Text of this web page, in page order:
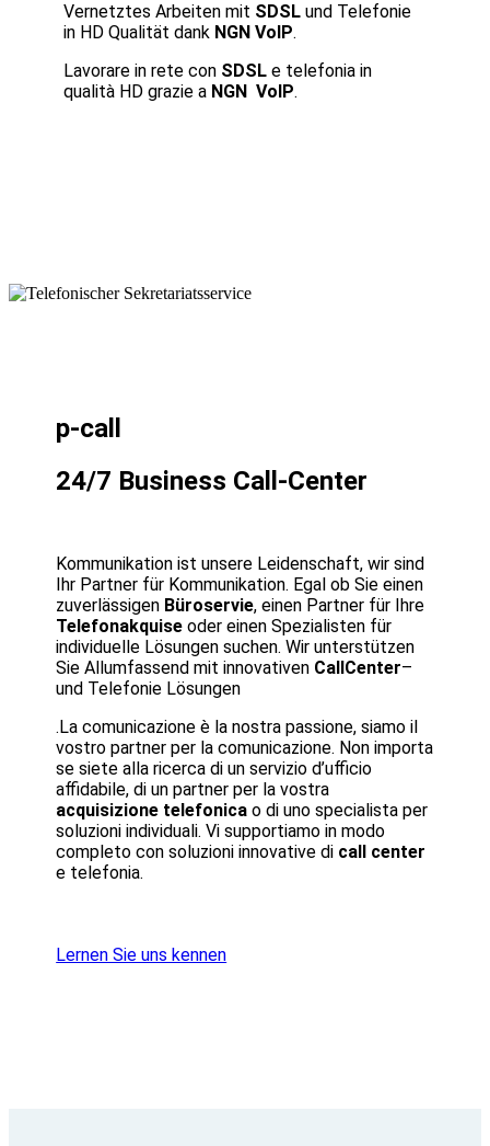
Vernetztes Arbeiten mit SDSL und Telefonie
in HD Qualität dank NGN VoIP.
Lavorare in rete con SDSL e telefonia in
qualità HD grazie a NGN VoIP.
p-call
24/7 Business Call-Center
Kommunikation ist unsere Leidenschaft, wir sind
Ihr Partner für Kommunikation. Egal ob Sie einen
zuverlässigen Büroservie, einen Partner für Ihre
Telefonakquise oder einen Spezialisten für
individuelle Lösungen suchen. Wir unterstützen
Sie Allumfassend mit innovativen CallCenter–
und Telefonie Lösungen
.La comunicazione è la nostra passione, siamo il
vostro partner per la comunicazione. Non importa
se siete alla ricerca di un servizio d’ufficio
affidabile, di un partner per la vostra
acquisizione telefonica o di uno specialista per
soluzioni individuali. Vi supportiamo in modo
completo con soluzioni innovative di call center
e telefonia.
Lernen Sie uns kennen